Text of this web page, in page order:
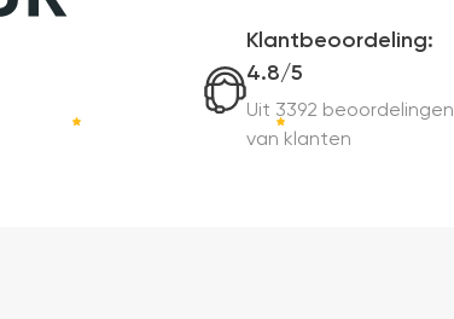
Klantbeoordeling:
4.8/5
Uit 3392 beoordelingen
van klanten